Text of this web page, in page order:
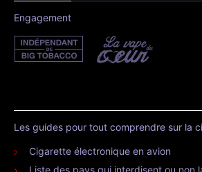
Engagement
Les guides pour tout comprendre sur la
Cigarette électronique en avion